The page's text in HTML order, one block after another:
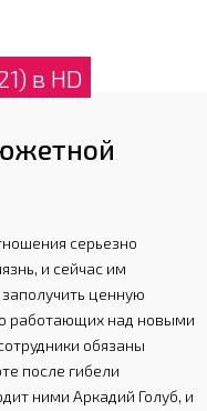
в HD
серьезно
и сейчас им
ценную
работающих над новыми
обязаны
после гибели
ними Аркадий Голуб, и